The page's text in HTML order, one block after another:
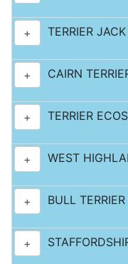
+ TERRIER
+ CAIRN
+ TERRIER
+ WEST
+ BULL
+